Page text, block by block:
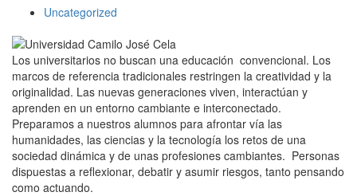
Uncategorized
Los universitarios no buscan una educación convencional. Los
marcos de referencia tradicionales restringen la creatividad y la
originalidad. Las nuevas generaciones viven, interactúan y
aprenden en un entorno cambiante e interconectado.
Preparamos a nuestros alumnos para afrontar vía las
humanidades, las ciencias y la tecnología los retos de una
sociedad dinámica y de unas profesiones cambiantes. Personas
dispuestas a reflexionar, debatir y asumir riesgos, tanto pensando
como actuando.